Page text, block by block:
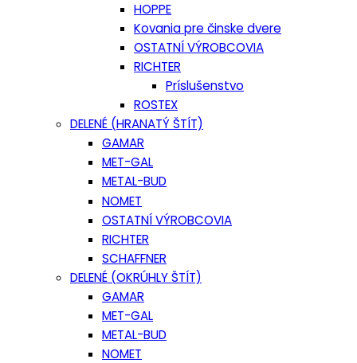
HOPPE
Kovania pre činske dvere
OSTATNÍ VÝROBCOVIA
RICHTER
Príslušenstvo
ROSTEX
DELENÉ (HRANATÝ ŠTÍT)
GAMAR
MET-GAL
METAL-BUD
NOMET
OSTATNÍ VÝROBCOVIA
RICHTER
SCHAFFNER
DELENÉ (OKRÚHLY ŠTÍT)
GAMAR
MET-GAL
METAL-BUD
NOMET